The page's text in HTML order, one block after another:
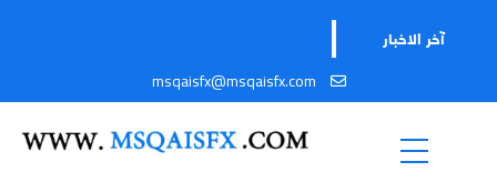
آخر الاخبار
msqaisfx@msqaisfx.com